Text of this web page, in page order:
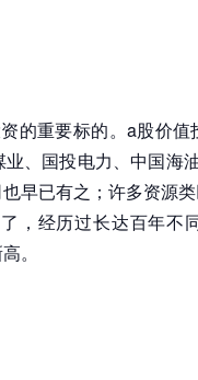
的重要标的。a股价值
、国投电力、中国海
早已有之；许多资源
，经历过长达百年不
。